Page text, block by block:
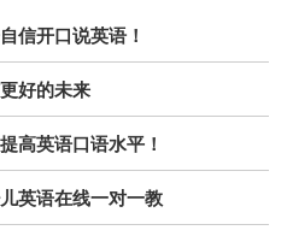
信开口说英语！
好的未来
高英语口语水平！
英语在线一对一教